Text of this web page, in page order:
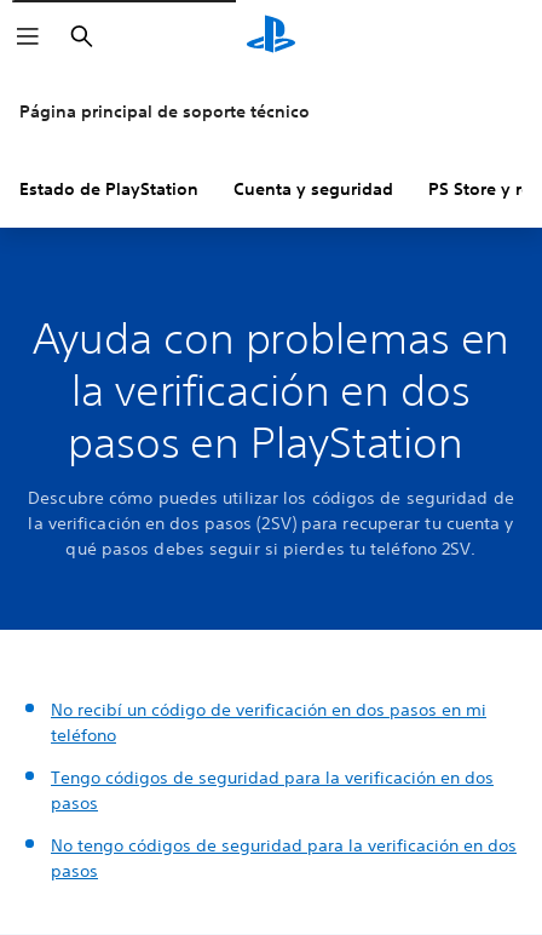
Buscar
Página principal de soporte técnico
Estado de PlayStation Cuenta y seguridad PS Store y
Ayuda con problemas en
la verificación en dos
pasos en PlayStation
Descubre cómo puedes utilizar los códigos de seguridad de
la verificación en dos pasos (2SV) para recuperar tu cuenta y
qué pasos debes seguir si pierdes tu teléfono 2SV.
No recibí un código de verificación en dos pasos en mi
teléfono
Tengo códigos de seguridad para la verificación en dos
pasos
No tengo códigos de seguridad para la verificación en dos
pasos